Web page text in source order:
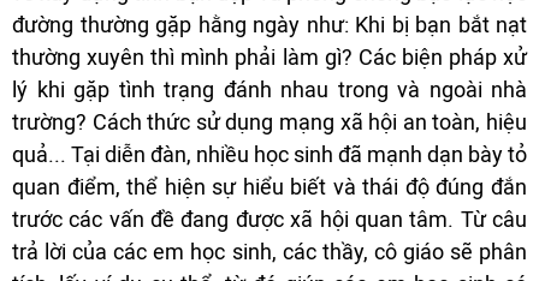
đường thường gặp hằng ngày như: Khi bị bạn bắt nạt
thường xuyên thì mình phải làm gì? Các biện pháp xử
lý khi gặp tình trạng đánh nhau trong và ngoài nhà
trường? Cách thức sử dụng mạng xã hội an toàn, hiệu
quả... Tại diễn đàn, nhiều học sinh đã mạnh dạn bày tỏ
quan điểm, thể hiện sự hiểu biết và thái độ đúng đắn
trước các vấn đề đang được xã hội quan tâm. Từ câu
trả lời của các em học sinh, các thầy, cô giáo sẽ phân